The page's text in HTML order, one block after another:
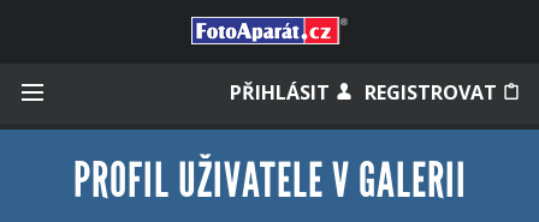
PŘIHLÁSIT REGISTROVAT
PROFIL UŽIVATELE V GALERII